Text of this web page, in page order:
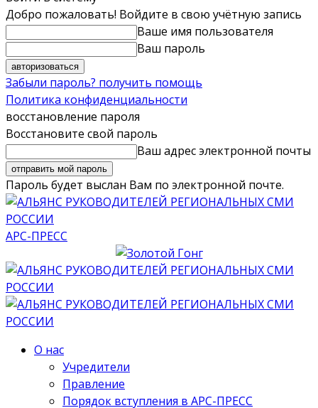
Добро пожаловать! Войдите в свою учётную запись
Ваше имя пользователя
Ваш пароль
Забыли пароль? получить помощь
Политика конфиденциальности
восстановление пароля
Восстановите свой пароль
Ваш адрес электронной почты
Пароль будет выслан Вам по электронной почте.
АРС-ПРЕСС
О нас
Учредители
Правление
Порядок вступления в АРС-ПРЕСС